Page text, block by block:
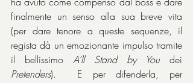
finalmente un senso alla sua breve vita
(per dare tenore a queste sequenze, il
regista dà un emozionante impulso tramite
il bellissimo A’ll Stand by You
Pretenders).  E per difenderla, per